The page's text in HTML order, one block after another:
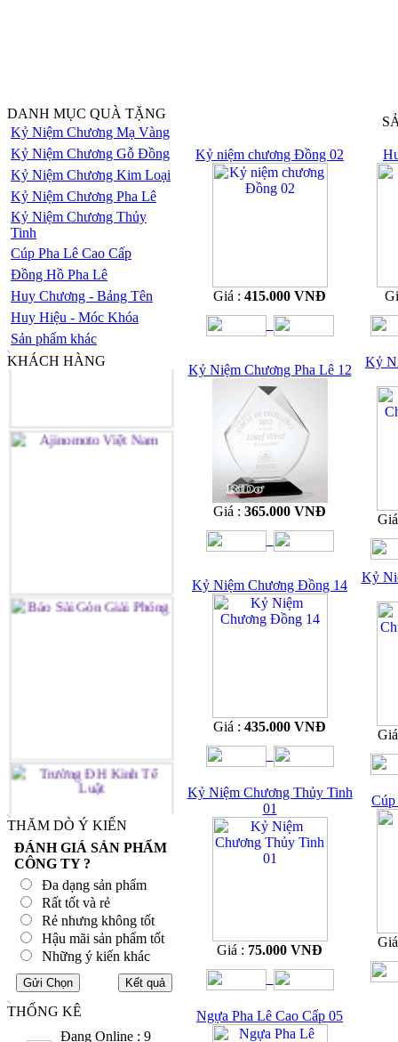
DANH MỤC QUÀ TẶNG
Kỷ Niệm Chương Mạ Vàng
Kỷ Niệm Chương Gỗ Đồng
Kỷ Niệm Chương Kim Loại
Kỷ Niệm Chương Pha Lê
Kỷ Niệm Chương Thủy
Tinh
Cúp Pha Lê Cao Cấp
Đồng Hồ Pha Lê
Huy Chương - Bảng Tên
Huy Hiệu - Móc Khóa
Sản phẩm khác
KHÁCH HÀNG
THĂM DÒ Ý KIẾN
ĐÁNH GIÁ SẢN PHẨM
CÔNG TY ?
Đa dạng sản phẩm
Rất tốt và rẻ
Rẻ nhưng không tốt
Hậu mãi sản phẩm tốt
Những ý kiến khác
THỐNG KÊ
Đang Online : 9
Kỷ niệm chương Đồng 02
Giá : 415.000 VNĐ
Kỷ Niệm Chương Pha Lê 12
Giá : 365.000 VNĐ
Kỷ
Kỷ Niệm Chương Đồng 14
Giá : 435.000 VNĐ
Kỷ
Kỷ Niệm Chương Thủy Tinh
01
Giá : 75.000 VNĐ
Cúp
Ngựa Pha Lê Cao Cấp 05